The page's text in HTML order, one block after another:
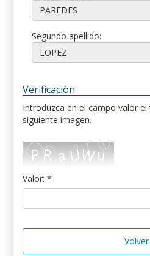
Segundo apellido:
Verificación
Introduzca en el campo valor
siguiente imagen.
Valor: *
Volver